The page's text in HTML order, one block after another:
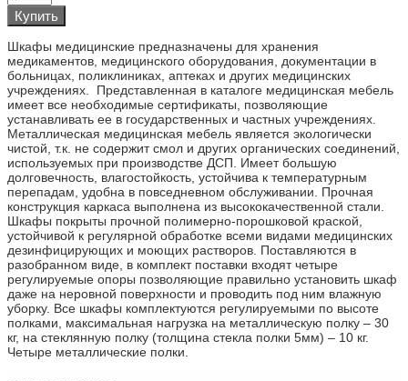
Купить
Шкафы медицинские предназначены для хранения
медикаментов, медицинского оборудования, документации в
больницах, поликлиниках, аптеках и других медицинских
учреждениях. Представленная в каталоге медицинская мебель
имеет все необходимые сертификаты, позволяющие
устанавливать ее в государственных и частных учреждениях.
Металлическая медицинская мебель является экологически
чистой, т.к. не содержит смол и других органических соединений,
используемых при производстве ДСП. Имеет большую
долговечность, влагостойкость, устойчива к температурным
перепадам, удобна в повседневном обслуживании. Прочная
конструкция каркаса выполнена из высококачественной стали.
Шкафы покрыты прочной полимерно-порошковой краской,
устойчивой к регулярной обработке всеми видами медицинских
дезинфицирующих и моющих растворов. Поставляются в
разобранном виде, в комплект поставки входят четыре
регулируемые опоры позволяющие правильно установить шкаф
даже на неровной поверхности и проводить под ним влажную
уборку. Все шкафы комплектуются регулируемыми по высоте
полками, максимальная нагрузка на металлическую полку – 30
кг, на стеклянную полку (толщина стекла полки 5мм) – 10 кг.
Четыре металлические полки.